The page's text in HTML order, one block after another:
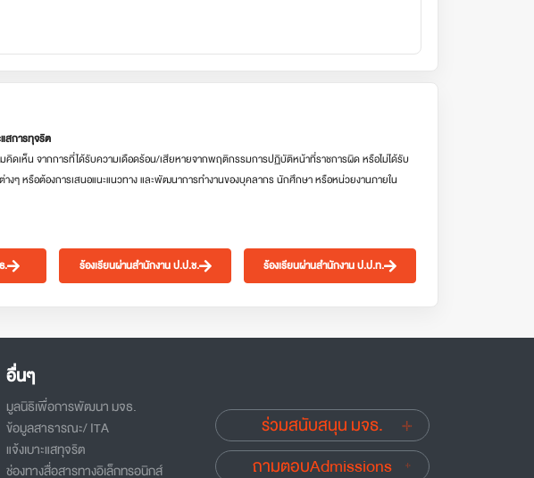
แสการทุจริต
คิดเห็น จากการที่ได้รับความเดือดร้อน/เสียหายจากพฤติกรรมการปฏิบัติหน้าที่ราชการผิด หรือไม่ได้รับ
งๆ หรือต้องการเสนอแนะแนวทาง และพัฒนาการทำงานของบุคลากร นักศึกษา หรือหน่วยงานภายใน
. ร้องเรียนผ่านสำนักงาน ป.ป.ช. ร้องเรียนผ่านสำนักงาน ป.ป.ท.
อื่นๆ
มูลนิธิเพื่อการพัฒนา มจธ.
ข้อมูลสาธารณะ/ ITA
แจ้งเบาะแสทุจริต
ช่องทางสื่อสารทางอิเล็กทรอนิกส์
ร่วมสนับสนุน มจธ.
ถามตอบAdmissions